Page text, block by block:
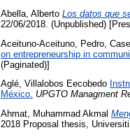
Abella, Alberto Los datos que
22/06/2018. (Unpublished)
Aceituno-Aceituno, Pedro
on entrepreneurship in
(Paginated)]
Aglé, Villalobos Eecobedo
México. UPGTO Managment
Ahmat, Muhammad Akmal
2018 Proposal thesis,